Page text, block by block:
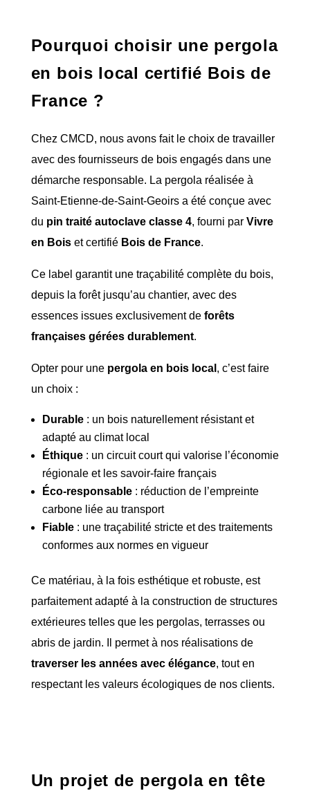
Pourquoi choisir une pergola
en bois local certifié Bois de
France ?
Chez CMCD, nous avons fait le choix de travailler
avec des fournisseurs de bois engagés dans une
démarche responsable. La pergola réalisée à
Saint-Etienne-de-Saint-Geoirs a été conçue avec
du pin traité autoclave classe 4, fourni par Vivre
en Boiset certifié Bois de France.
Ce label garantit une traçabilité complète du bois,
depuis la forêt jusqu’au chantier, avec des
essences issues exclusivement de forêts
françaises gérées durablement.
Opter pour une pergola en bois local , c’est faire
un choix :
Durable: un bois naturellement résistant et
adapté au climat local
Éthique: un circuit court qui valorise l’économie
régionale et les savoir-faire français
Éco-responsable: réduction de l’empreinte
carbone liée au transport
Fiable: une traçabilité stricte et des traitements
conformes aux normes en vigueur
Ce matériau, à la fois esthétique et robuste, est
parfaitement adapté à la construction de structures
extérieures telles que les pergolas, terrasses ou
abris de jardin. Il permet à nos réalisations de
traverser les années avec élégance, tout en
respectant les valeurs écologiques de nos clients.
Un projet de pergola en tête